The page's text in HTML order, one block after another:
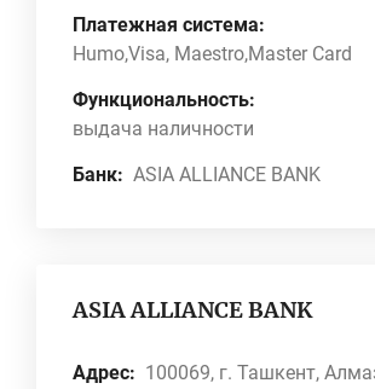
Платежная система:
Humo,Visa, Maestro,Master Card
Функциональность:
выдача наличности
Банк: ASIA ALLIANCE BANK
ASIA ALLIANCE BANK
Адрес: 100069, г. Ташкент,